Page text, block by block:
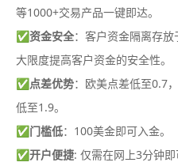
等1000+交易产品一键即达。
✅资金安全：客户资金隔离存
大限度提高客户资金的安全性。
✅点差优势：欧美点差低至0.7
低至1.9。
✅门槛低：100美金即可入金。
✅开户便捷: 仅需在网上3分钟即